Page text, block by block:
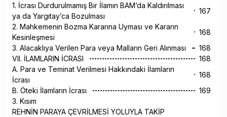
1. İcrası Durdurulmamış Bir İlamın BAM’da Kaldırılması
ya da Yargıtay’ca Bozulması
167
2. Mahkemenin Bozma Kararına Uyması ve Kararın
Kesinleşmesi
168
3. Alacaklıya Verilen Para veya Malların Geri Alınması
168
VII. İLAMLARIN İCRASI
168
A. Para ve Teminat Verilmesi Hakkındaki İlamların
İcrası
168
B. Öteki İlamların İcrası
169
3. Kısım
REHNİN PARAYA ÇEVRİLMESİ YOLUYLA TAKİP